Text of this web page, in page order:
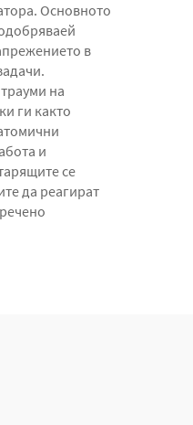
Основното
в
на
ги както
и
се
да реагират